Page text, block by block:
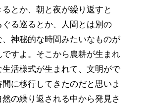
とか、朝と夜が繰り返すと
る巡るとか、人間とは別の
神秘的な時間みたいなものが
すよ。そこから農耕が生まれ
生活様式が生まれて、文明がで
に移行してきたのだと思いま
の繰り返される中から発見さ